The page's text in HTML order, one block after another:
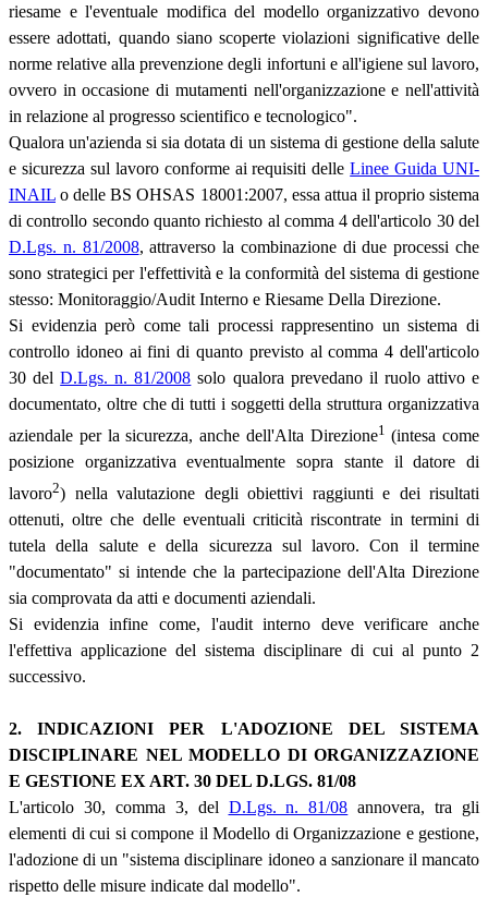
riesame e l'eventuale modifica del modello organizzativo devono
essere adottati, quando siano scoperte violazioni significative delle
norme relative alla prevenzione degli infortuni e all'igiene sul lavoro,
ovvero in occasione di mutamenti nell'organizzazione e nell'attività
in relazione al progresso scientifico e tecnologico".
Qualora un'azienda si sia dotata di un sistema di gestione della salute
e sicurezza sul lavoro conforme ai requisiti delleLinee Guida UNI-
INAIL o delle BS OHSAS 18001:2007, essa attua il proprio sistema
di controllo secondo quanto richiesto al comma 4 dell'articolo 30 del
D.Lgs. n. 81/2008, attraverso la combinazione di due processi che
sono strategici per l'effettività e la conformità del sistema di gestione
stesso: Monitoraggio/Audit Interno e Riesame Della Direzione.
Si evidenzia però come tali processi rappresentino un sistema di
controllo idoneo ai fini di quanto previsto al comma 4 dell'articolo
30 delD.Lgs. n. 81/2008 solo qualora prevedano il ruolo attivo e
documentato, oltre che di tutti i soggetti della struttura organizzativa
aziendale per la sicurezza, anche dell'Alta Direzione1 (intesa come
posizione organizzativa eventualmente sopra stante il datore di
lavoro2) nella valutazione degli obiettivi raggiunti e dei risultati
ottenuti, oltre che delle eventuali criticità riscontrate in termini di
tutela della salute e della sicurezza sul lavoro. Con il termine
"documentato" si intende che la partecipazione dell'Alta Direzione
sia comprovata da atti e documenti aziendali.
Si evidenzia infine come, l'audit interno deve verificare anche
l'effettiva applicazione del sistema disciplinare di cui al punto 2
successivo.
2. INDICAZIONI PER L'ADOZIONE DEL SISTEMA
DISCIPLINARE NEL MODELLO DI ORGANIZZAZIONE
E GESTIONE EX ART. 30 DEL D.LGS. 81/08
L'articolo 30, comma 3, del D.Lgs. n. 81/08 annovera, tra gli
elementi di cui si compone il Modello di Organizzazione e gestione,
l'adozione di un "sistema disciplinare idoneo a sanzionare il mancato
rispetto delle misure indicate dal modello".